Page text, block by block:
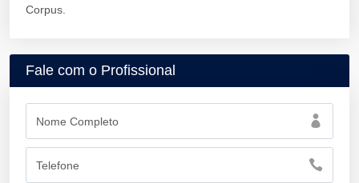
Corpus.
Fale com o Profissional